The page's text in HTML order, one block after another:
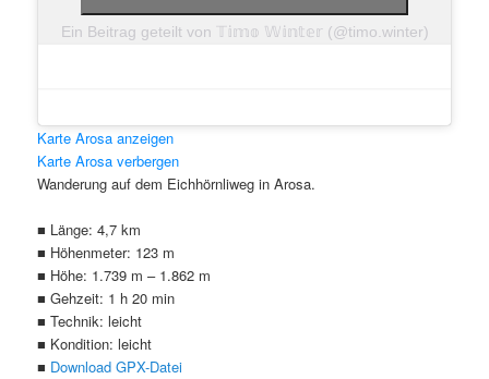
Ein Beitrag geteilt von 𝕋𝕚𝕞𝕠 𝕎𝕚𝕟𝕥𝕖𝕣 (@timo.winter)
Karte Arosa anzeigen
Karte Arosa verbergen
Wanderung auf dem Eichhörnliweg in Arosa.
■ Länge: 4,7 km
■ Höhenmeter: 123 m
■ Höhe: 1.739 m – 1.862 m
■ Gehzeit: 1 h 20 min
■ Technik: leicht
■ Kondition: leicht
■ Download GPX-Datei